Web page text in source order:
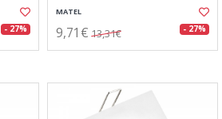
- 27%
MATEL
9,71€ 13,31€ - 27%